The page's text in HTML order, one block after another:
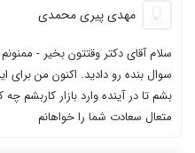
مهدی پیری محمدی
سلام آقای دکتر وقتتون بخیر -
سوال بنده رو دادید. اکنون من برای
بشم تا در آینده وارد بازار کاربشم
متعال سعادت شما را خواهانم